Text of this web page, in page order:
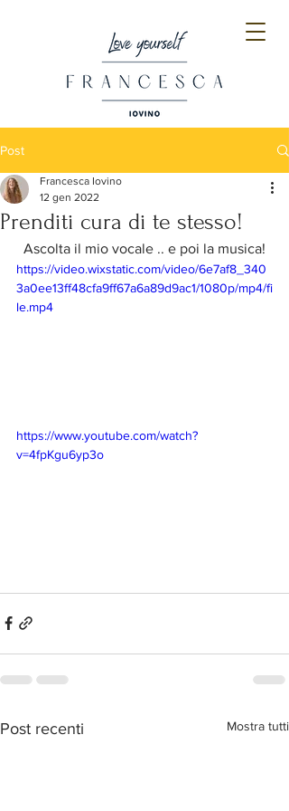
Post
Prenditi cura di te stesso!
Francesca Iovino
12 gen 2022
Ascolta il mio vocale .. e poi la musica!
https://video.wixstatic.com/video/6e7af8_340
3a0ee13ff48cfa9ff67a6a89d9ac1/1080p/mp4/fi
le.mp4
https://www.youtube.com/watch?
v=4fpKgu6yp3o
Post recenti Mostra tutti